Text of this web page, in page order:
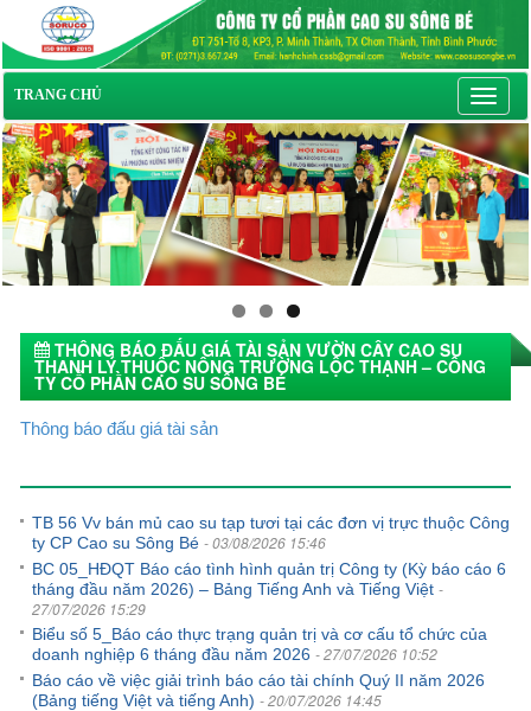
TRANG CHỦ
THÔNG BÁO ĐẤU GIÁ TÀI SẢN VƯỜN CÂY CAO SU
THANH LÝ THUỘC NÔNG TRƯỜNG LỘC THẠNH – CÔNG
TY CỔ PHẦN CAO SU SÔNG BÉ
20/03/2024 14:53
Thông báo đấu giá tài sản
TB 56 Vv bán mủ cao su tạp tươi tại các đơn vị trực thuộc Công
ty CP Cao su Sông Bé - 03/08/2026 15:46
BC 05_HĐQT Báo cáo tình hình quản trị Công ty (Kỳ báo cáo 6
tháng đầu năm 2026) – Bảng Tiếng Anh và Tiếng Việt -
27/07/2026 15:29
Biểu số 5_Báo cáo thực trạng quản trị và cơ cấu tổ chức của
doanh nghiệp 6 tháng đầu năm 2026 - 27/07/2026 10:52
Báo cáo về việc giải trình báo cáo tài chính Quý II năm 2026
(Bảng tiếng Việt và tiếng Anh) - 20/07/2026 14:45